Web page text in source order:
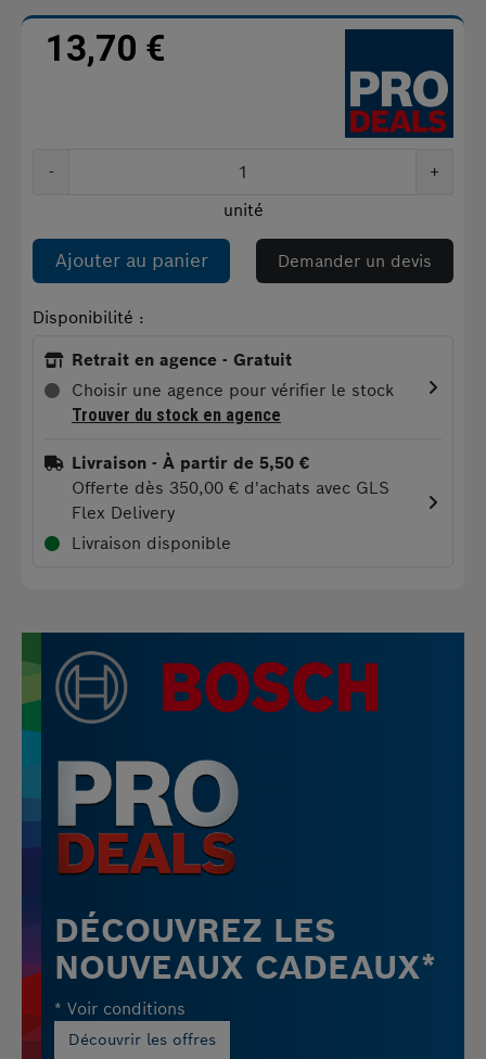
13,70 €
- +
unité
Ajouter au panier Demander un devis
Disponibilité :
Retrait en agence - Gratuit
Choisir une agence pour vérifier le stock
Trouver du stock en agence
Livraison - À partir de 5,50 €
Offerte dès 350,00 € d'achats avec GLS
Flex Delivery
Livraison disponible
DÉCOUVREZ LES
NOUVEAUX CADEAUX*
* Voir conditions
Découvrir les offres